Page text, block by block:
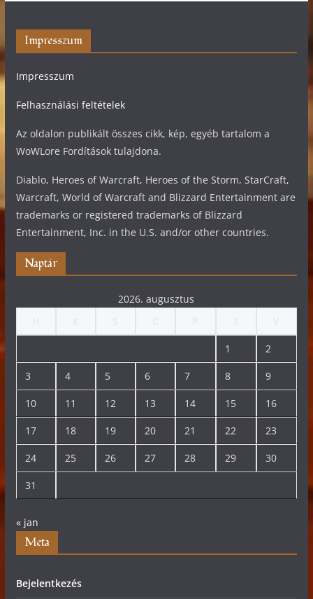
Impresszum
Impresszum
Felhasználási feltételek
Az oldalon publikált összes cikk, kép, egyéb tartalom a
WoWLore Fordítások tulajdona.
Diablo, Heroes of Warcraft, Heroes of the Storm, StarCraft,
Warcraft, World of Warcraft and Blizzard Entertainment are
trademarks or registered trademarks of Blizzard
Entertainment, Inc. in the U.S. and/or other countries.
Naptár
2026. augusztus
1 2
3 4 5 6 7 8 9
10 11 12 13 14 15 16
17 18 19 20 21 22 23
24 25 26 27 28 29 30
31
« jan
Meta
Bejelentkezés